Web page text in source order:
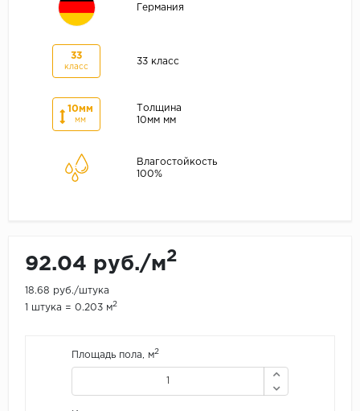
Германия
33
класс
33 класс
10мм
мм
Толщина
10мм мм
Влагостойкость
100%
92.04 руб./м2
18.68 руб./штука
1 штука = 0.203 м2
Площадь пола, м2